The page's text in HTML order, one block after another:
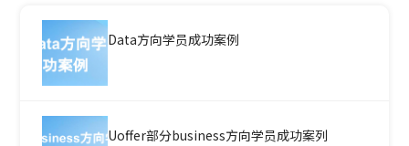
Data方向学员成功案例
Uoffer部分business方向学员成功案列